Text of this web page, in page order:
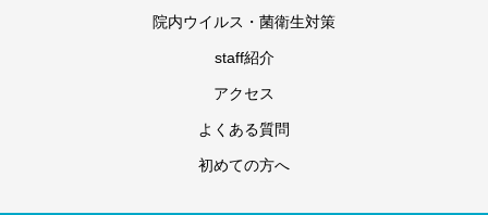
院内ウイルス・菌衛生対策
staff紹介
アクセス
よくある質問
初めての方へ